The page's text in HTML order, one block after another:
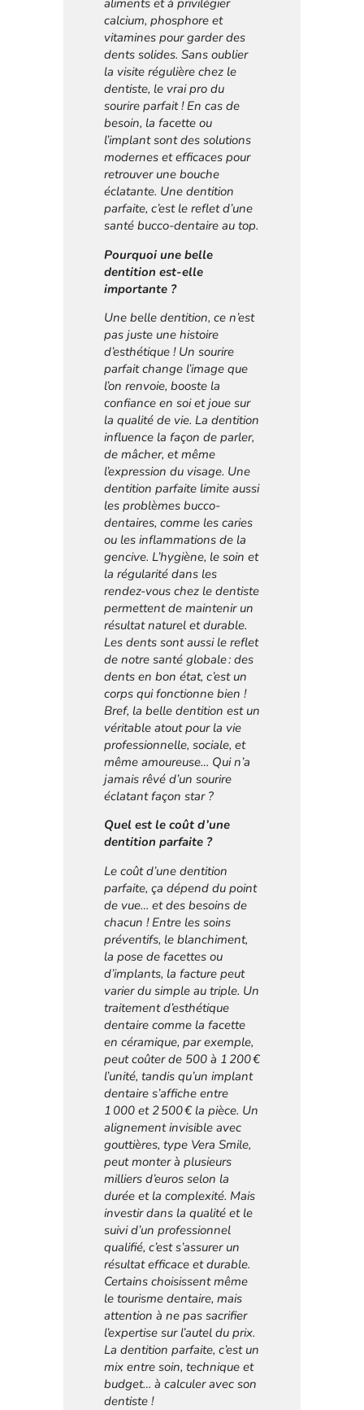
aliments et à privilégier
calcium, phosphore et
vitamines pour garder des
dents solides. Sans oublier
la visite régulière chez le
dentiste, le vrai pro du
sourire parfait ! En cas de
besoin, la facette ou
l’implant sont des solutions
modernes et efficaces pour
retrouver une bouche
éclatante. Une dentition
parfaite, c’est le reflet d’une
santé bucco-dentaire au top.
Pourquoi une belle
dentition est-elle
importante ?
Une belle dentition, ce n’est
pas juste une histoire
d’esthétique ! Un sourire
parfait change l’image que
l’on renvoie, booste la
confiance en soi et joue sur
la qualité de vie. La dentition
influence la façon de parler,
de mâcher, et même
l’expression du visage. Une
dentition parfaite limite aussi
les problèmes bucco-
dentaires, comme les caries
ou les inflammations de la
gencive. L’hygiène, le soin et
la régularité dans les
rendez-vous chez le dentiste
permettent de maintenir un
résultat naturel et durable.
Les dents sont aussi le reflet
de notre santé globale : des
dents en bon état, c’est un
corps qui fonctionne bien !
Bref, la belle dentition est un
véritable atout pour la vie
professionnelle, sociale, et
même amoureuse… Qui n’a
jamais rêvé d’un sourire
éclatant façon star ?
Quel est le coût d’une
dentition parfaite ?
Le coût d’une dentition
parfaite, ça dépend du point
de vue… et des besoins de
chacun ! Entre les soins
préventifs, le blanchiment,
la pose de facettes ou
d’implants, la facture peut
varier du simple au triple. Un
traitement d’esthétique
dentaire comme la facette
en céramique, par exemple,
peut coûter de 500 à 1 200 €
l’unité, tandis qu’un implant
dentaire s’affiche entre
1 000 et 2 500 € la pièce. Un
alignement invisible avec
gouttières, type Vera Smile,
peut monter à plusieurs
milliers d’euros selon la
durée et la complexité. Mais
investir dans la qualité et le
suivi d’un professionnel
qualifié, c’est s’assurer un
résultat efficace et durable.
Certains choisissent même
le tourisme dentaire, mais
attention à ne pas sacrifier
l’expertise sur l’autel du prix.
La dentition parfaite, c’est un
mix entre soin, technique et
budget… à calculer avec son
dentiste !